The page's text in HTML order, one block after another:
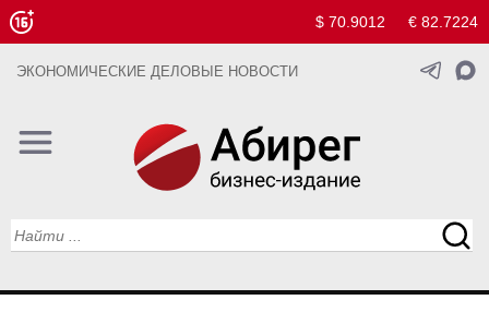
$ 70.9012 € 82.7224
ЭКОНОМИЧЕСКИЕ ДЕЛОВЫЕ НОВОСТИ